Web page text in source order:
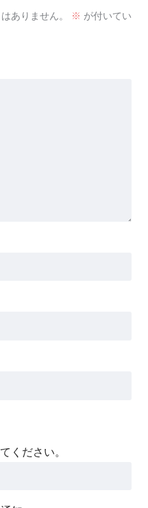
ありません。 ※ が付いてい
ください。